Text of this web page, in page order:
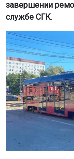
завершении
службе СГК.